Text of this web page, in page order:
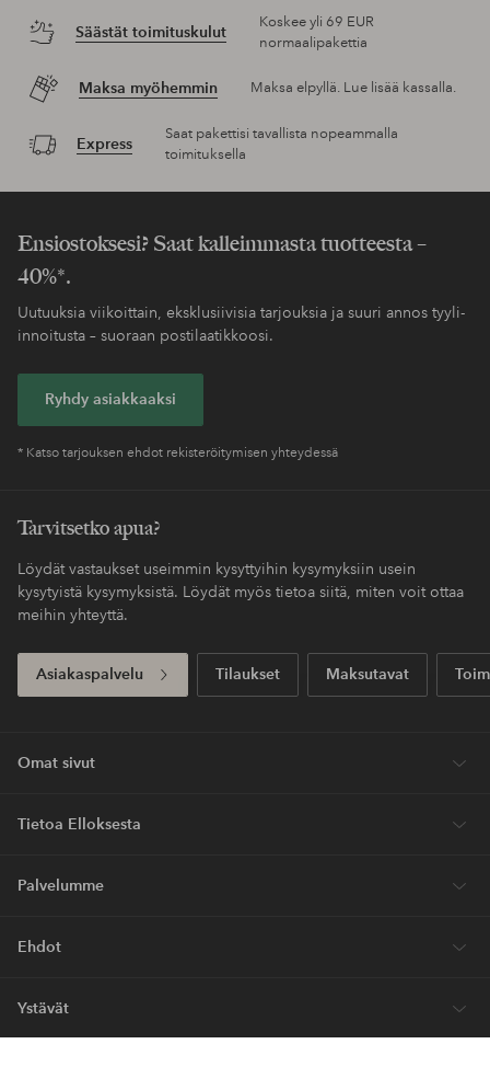
Säästät toimituskulut
Koskee yli 69 EUR
normaalipakettia
Maksa myöhemmin Maksa elpyllä. Lue lisää kassalla.
Express
Saat pakettisi tavallista nopeammalla
toimituksella
Ensiostoksesi? Saat kalleimmasta tuotteesta –
40%*.
Uutuuksia viikoittain, eksklusiivisia tarjouksia ja suuri annos tyyli-
innoitusta – suoraan postilaatikkoosi.
Ryhdy asiakkaaksi
* Katso tarjouksen ehdot rekisteröitymisen yhteydessä
Tarvitsetko apua?
Löydät vastaukset useimmin kysyttyihin kysymyksiin usein
kysytyistä kysymyksistä. Löydät myös tietoa siitä, miten voit ottaa
meihin yhteyttä.
Asiakaspalvelu Tilaukset Maksutavat
Omat sivut
Tietoa Elloksesta
Palvelumme
Ehdot
Ystävät